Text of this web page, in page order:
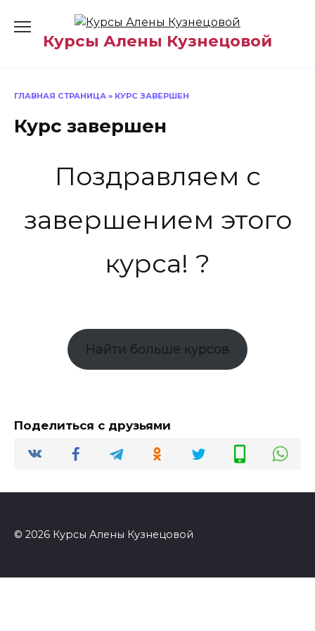
содержаниюКурсы Алены Кузнецовой
ГЛАВНАЯ СТРАНИЦА » КУРС ЗАВЕРШЕН
Курс завершен
Поздравляем с
завершением этого
курса! ?
Найти больше курсов
Поделиться с друзьями
© 2026 Курсы Алены Кузнецовой